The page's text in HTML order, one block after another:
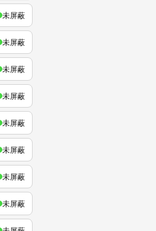
未屏蔽
未屏蔽
未屏蔽
未屏蔽
未屏蔽
未屏蔽
未屏蔽
未屏蔽